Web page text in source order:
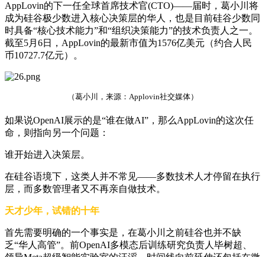
AppLovin的下一任全球首席技术官(CTO)——届时，葛小川将
成为硅谷极少数进入核心决策层的华人，也是目前硅谷少数同
时具备“核心技术能力”和“组织决策能力”的技术负责人之一。
截至5月6日，AppLovin的最新市值为1576亿美元（约合人民
币10727.7亿元）。
（葛小川，来源：Applovin社交媒体）
如果说OpenAI展示的是“谁在做AI”，那么AppLovin的这次任
命，则指向另一个问题：
谁开始进入决策层。
在硅谷语境下，这类人并不常见——多数技术人才停留在执行
层，而多数管理者又不再亲自做技术。
天才少年，试错的十年
首先需要明确的一个事实是，在葛小川之前硅谷也并不缺
乏“华人高管”。前OpenAI多模态后训练研究负责人毕树超、